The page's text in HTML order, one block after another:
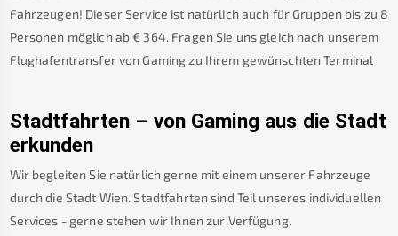
Fahrzeugen! Dieser Service ist natürlich auch für Gruppen bis zu 8
Personen möglich ab € 364. Fragen Sie uns gleich nach unserem
Flughafentransfer von Gaming zu Ihrem gewünschten Terminal
Stadtfahrten – von Gaming aus die Stadt
erkunden
Wir begleiten Sie natürlich gerne mit einem unserer Fahrzeuge
durch die Stadt Wien. Stadtfahrten sind Teil unseres individuellen
Services - gerne stehen wir Ihnen zur Verfügung.